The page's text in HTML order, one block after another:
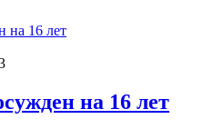
на 16 лет